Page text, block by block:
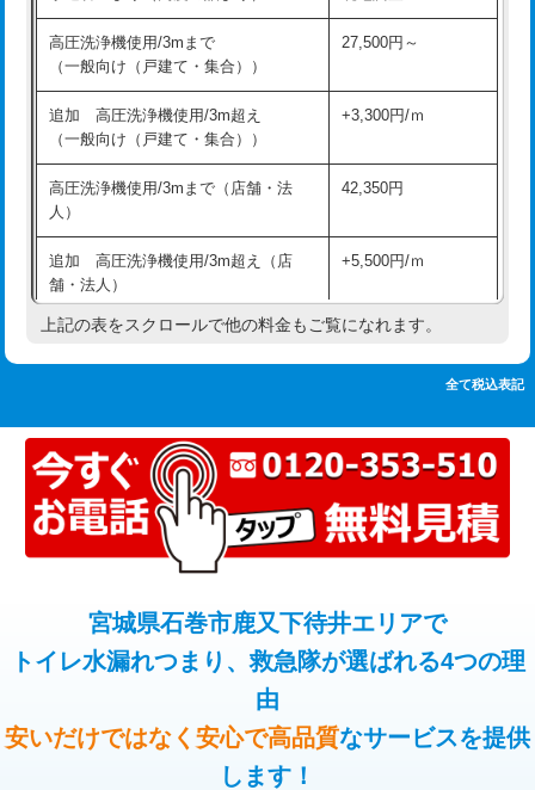
追加人工 16,500円
廃棄・処分 現場見積
※給水管工事は20mmまでの価格です。
持込商品取付（混合水栓）
持込商品取付（浄水器・分岐水栓） 16,500円
業）
排水管工事（追加 排水管工事/3ｍ超
え）
マス交換（土の掘削・埋め戻し作業） 11,000円~
マス交換（深さ50㎝以上） 66,000円
コンクリート斫り（厚さ10㎝まで） 27,500円
コンクリート斫り（厚さ10㎝超え） 38,500円
モルタル補修（厚さ10㎝まで） 27,500円
モルタル補修（厚さ10㎝超え） 38,500円
高圧洗浄機使用/3mまで
（一般向け（戸建て・集合））
27,500円～
追加 高圧洗浄機使用/3m超え
（一般向け（戸建て・集合））
+3,300円/ｍ
高圧洗浄機使用/3mまで（店舗・法
人）
42,350円
追加 高圧洗浄機使用/3m超え（店
舗・法人）
+5,500円/ｍ
高度高圧洗浄換 現地調査
トーラー機使用/3mまで 33,000円
追加トーラー機使用/3m超え +3,300円
カメラ調査 33,000円
止水・漏水調査・防水処理・清掃・修
理・調整・分解・加工など（軽作業）
11,000円
止水・漏水調査・防水処理・清掃・修
理・調整・分解・加工など（中作業）
止水・漏水調査・防水処理・清掃・修
上記の表をスクロールで他の料金もご覧になれます。
全て税込表記
宮城県石巻市鹿又下待井エリアで
トイレ水漏れつまり、救急隊が選ばれる4つの理
由
安いだけではなく安心で高品質なサービスを提供
します！